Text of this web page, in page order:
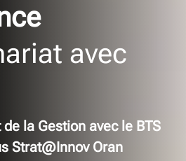
avec
la Gestion avec le BTS
Strat@Innov Oran